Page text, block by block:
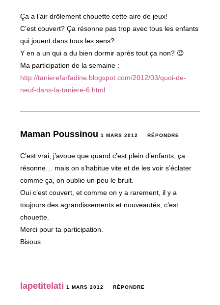
Ça a l’air drôlement chouette cette aire de jeux!
C’est couvert? Ça résonne pas trop avec tous les enfants
qui jouent dans tous les sens?
Y en a un qui a du bien dormir après tout ça non? 😉
Ma participation de la semaine :
http://tanierefarfadine.blogspot.com/2012/03/quoi-de-
neuf-dans-la-taniere-6.html
Maman Poussinou1 MARS 2012 RÉPONDRE
C’est vrai, j’avoue que quand c’est plein d’enfants, ça
résonne… mais on s’habitue vite et de les voir s’éclater
comme ça, on oublie un peu le bruit.
Oui c’est couvert, et comme on y a rarement, il y a
toujours des agrandissements et nouveautés, c’est
chouette.
Merci pour ta participation.
Bisous
lapetitelati 1 MARS 2012 RÉPONDRE